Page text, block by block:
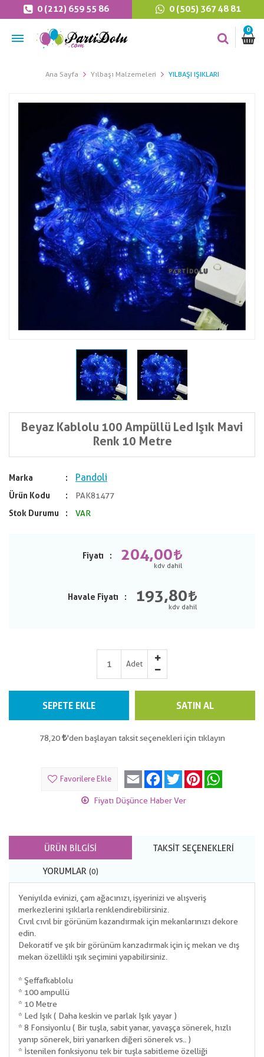
0 (212) 659 55 86 0 (505) 367 48 81
0
Ana Sayfa Yılbaşı Malzemeleri YILBAŞI IŞIKLARI
Beyaz Kablolu 100 Ampüllü Led Işık Mavi
Renk 10 Metre
Marka Pandoli
Ürün Kodu
PAK81477
Stok Durumu
VAR
Fiyatı 204,00
Havale Fiyatı 193,80
Adet
SEPETE EKLE SATIN AL
78,20 'den başlayan taksit seçenekleri için tıklayın
Favorilere Ekle Email Facebook
Twitter Pinterest
Fiyatı Düşünce Haber Ver
ÜRÜN BILGISI TAKSIT SEÇENEKLERI
YORUMLAR (0)
Yeniyılda evinizi, çam ağacınızı, işyerinizi ve alışveriş
merkezlerini ışıklarla renklendirebilirsiniz.
Cıvıl cıvıl bir görünüm kazandırmak için mekanlarınızı dekore
edin.
Dekoratif ve şık bir görünüm kanzadırmak için iç mekan ve dış
mekan özellikli ışık seçimini yapabilirsiniz.
* Şeffaf kablolu
* 100 ampullü
* 10 Metre
* Led Işık ( Daha keskin ve parlak Işık yayar )
* 8 Fonsiyonlu ( Bir tuşla, sabit yanar, yavaşça sönerek, hızlı
yanıp sönerek, biri yanarken diğeri sönerek vs.. )
* İstenilen fonksiyonu tek bir tuşla sabitleme özelliği